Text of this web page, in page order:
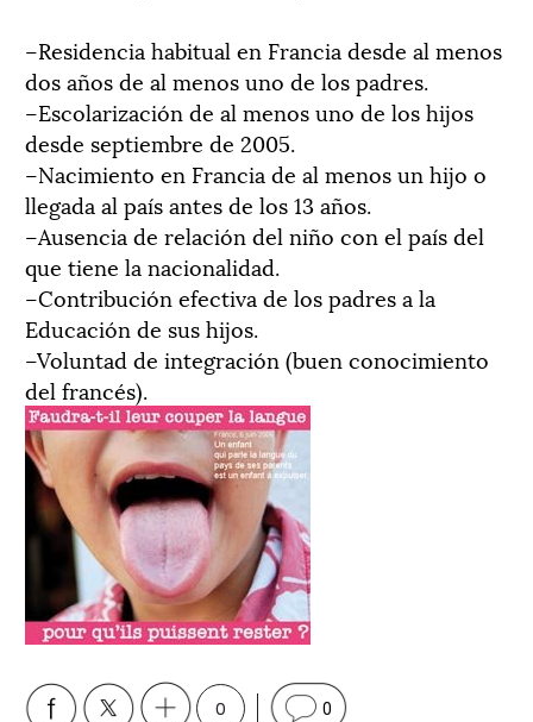
–Residencia habitual en Francia desde al menos
dos años de al menos uno de los padres.
–Escolarización de al menos uno de los hijos
desde septiembre de 2005.
–Nacimiento en Francia de al menos un hijo o
llegada al país antes de los 13 años.
–Ausencia de relación del niño con el país del
que tiene la nacionalidad.
–Contribución efectiva de los padres a la
Educación de sus hijos.
–Voluntad de integración (buen conocimiento
del francés).
0 0